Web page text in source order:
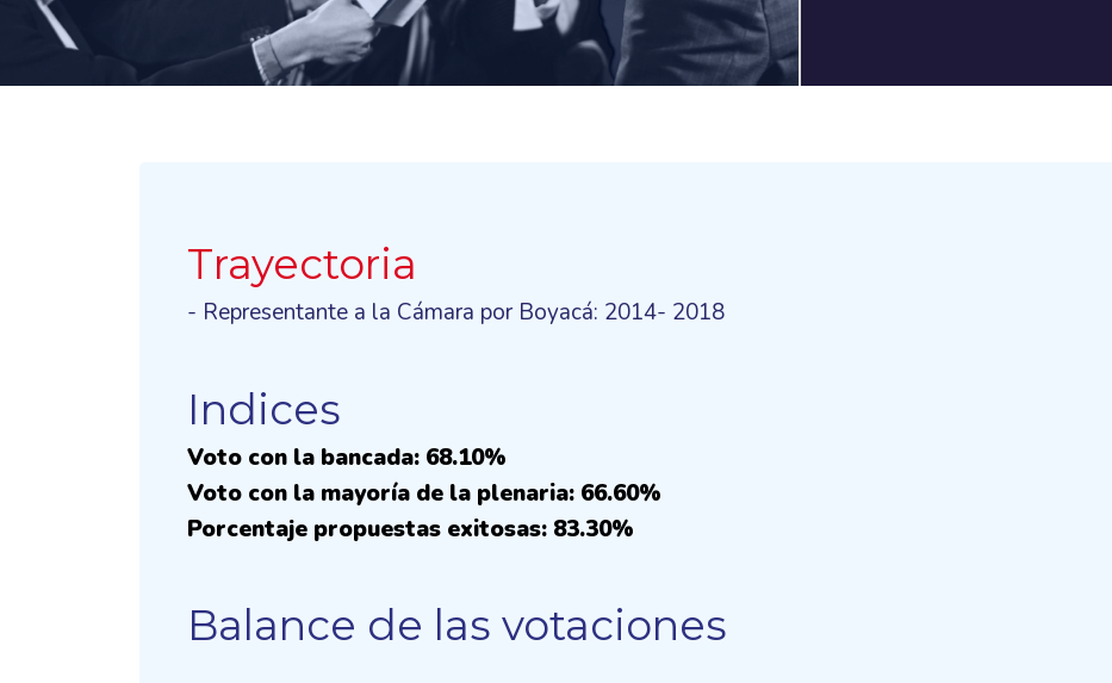
Trayectoria
- Representante a la Cámara por Boyacá: 2014- 2018
Indices
Voto con la bancada: 68.10%
Voto con la mayoría de la plenaria: 66.60%
Porcentaje propuestas exitosas: 83.30%
Balance de las votaciones